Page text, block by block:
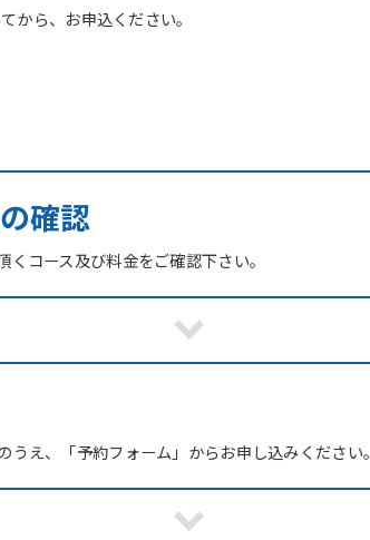
から、お申込ください。
確認
コース及び料金をご確認下さい。
うえ、「予約フォーム」からお申し込みください。